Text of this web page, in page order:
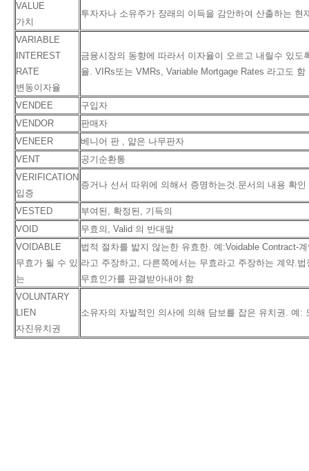
VALUE
가치
투자자나 소유주가 장래의 이득을 감안하여 산출하는 현
VARIABLE
INTEREST
RATE
변동이자율
금융시장의 동향에 따라서 이자율이 오르고 내릴수 있도
율. VIRs또는 VMRs, Variable Mortgage Rates 라고도 함
VENDEE
구입자
VENDOR
판매자
VENEER
베니어 판 , 얇은 나무판자
VENT
공기순환통
VERIFICATION
입증
증거나 선서 따위에 의해서 증명하는것.문서의 내용 확인
VESTED
부여된, 확정된, 기득의
VOID
무효의, Valid 의 반대말
VOIDABLE
무효가 될 수 있
는
법적 절차를 밟지 않는한 유효한. 예:Voidable Contract-
라고 주장하고, 다른쪽에서는 무효라고 주장하는 계약.
무효인가를 판결받아내야 함
VOLUNTARY
LIEN
자진유치권
소유자의 자발적인 의사에 의해 담보를 잡은 유치권. 예: